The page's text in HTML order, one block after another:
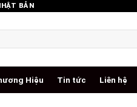
BẢN
Hiệu Tin tức Liên hệ